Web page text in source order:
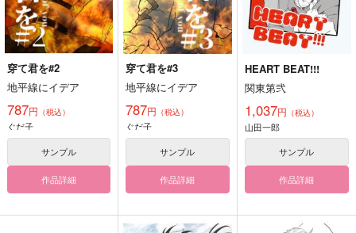
穿て君を#2
地平線にイデア
787円 （税込）
ぐだ子
サンプル
作品詳細
穿て君を#3
地平線にイデア
787円 （税込）
ぐだ子
サンプル
作品詳細
HEART BEAT!!!
関東第弐
1,037円 （税込）
山田一郎
サンプル
作品詳細